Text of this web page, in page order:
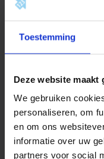
Toestemming
Deze website maakt
We gebruiken
personaliseren, om
en om ons
informatie over uw
partners voor social
Watt
voor vloerverwarming
– +